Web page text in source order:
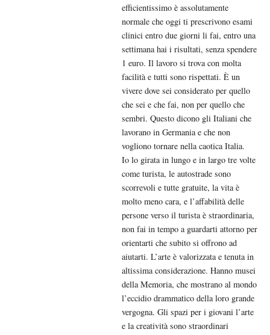
efficientissimo è assolutamente
normale che oggi ti prescrivono esami
clinici entro due giorni li fai, entro una
settimana hai i risultati, senza spendere
1 euro. Il lavoro si trova con molta
facilità e tutti sono rispettati. È un
vivere dove sei considerato per quello
che sei e che fai, non per quello che
sembri. Questo dicono gli Italiani che
lavorano in Germania e che non
vogliono tornare nella caotica Italia.
Io lo girata in lungo e in largo tre volte
come turista, le autostrade sono
scorrevoli e tutte gratuite, la vita è
molto meno cara, e l’affabilità delle
persone verso il turista è straordinaria,
non fai in tempo a guardarti attorno per
orientarti che subito si offrono ad
aiutarti. L’arte è valorizzata e tenuta in
altissima considerazione. Hanno musei
della Memoria, che mostrano al mondo
l’eccidio drammatico della loro grande
vergogna. Gli spazi per i giovani l’arte
e la creatività sono straordinari